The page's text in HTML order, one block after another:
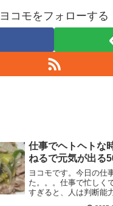
ヨコモをフォローする
仕事でヘトヘトな
ねるで元気が出る
ヨコモです。今日の仕
た。。。仕事で忙しく
すぎると、人は判断能